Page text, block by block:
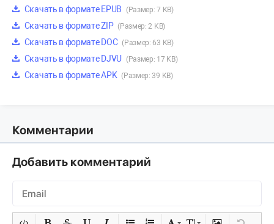
Скачать в формате EPUB (Размер: 7 KB)
Скачать в формате ZIP (Размер: 2 KB)
Скачать в формате DOC (Размер: 63 KB)
Скачать в формате DJVU (Размер: 17 KB)
Скачать в формате APK (Размер: 39 KB)
Комментарии
Добавить комментарий